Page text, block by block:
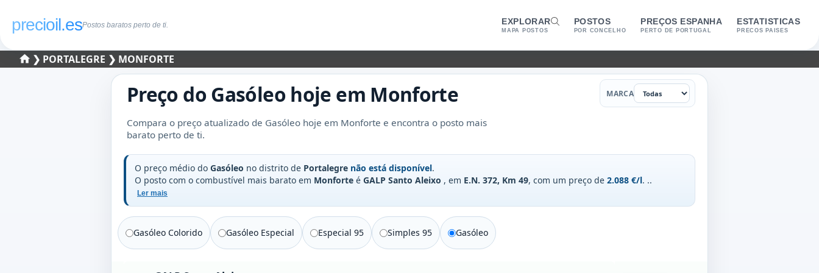
precioil.esPostos baratos perto de ti. EXPLORAR
MAPA POSTOS
POSTOS
POR CONCELHO
PREÇOS ESPANHA
PERTO DE PORTUGAL
ESTATISTICAS
PRECOS PAISES
❯ PORTALEGRE ❯ MONFORTE
Preço doGasóleohoje em Monforte
Compara o preço atualizado de Gasóleo hoje em Monforte e encontra o posto mais
barato perto de ti.
Marca
MARCA
O preço médio do Gasóleo no distrito de Portalegre não está disponível.
O posto com o combustível mais barato em Monforte é GALP Santo Aleixo , em E.N. 372, Km 49, com um preço de 2.088 €/l. ..
Ler mais
Gasóleo Colorido Gasóleo Especial Especial 95 Simples 95 Gasóleo